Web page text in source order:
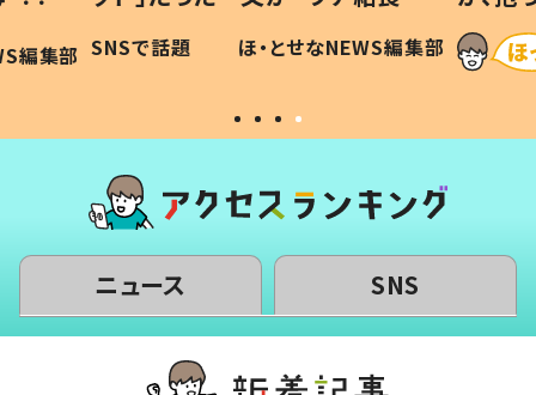
編集部
作り続ける理由とは #令和の親
#令和の子
SNSで話題 ほ・とせなNEWS編集部 「涙が
い」
ニュース SNS